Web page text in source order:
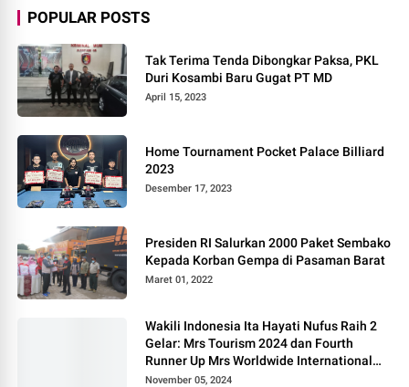
POPULAR POSTS
Tak Terima Tenda Dibongkar Paksa, PKL
Duri Kosambi Baru Gugat PT MD
April 15, 2023
Home Tournament Pocket Palace Billiard
2023
Desember 17, 2023
Presiden RI Salurkan 2000 Paket Sembako
Kepada Korban Gempa di Pasaman Barat
Maret 01, 2022
Wakili Indonesia Ita Hayati Nufus Raih 2
Gelar: Mrs Tourism 2024 dan Fourth
Runner Up Mrs Worldwide International
2024, di Pemilihan Mrs Worldwide 2024
November 05, 2024